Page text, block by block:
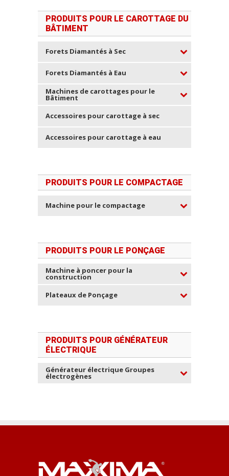
PRODUITS POUR LE CAROTTAGE DU
BÂTIMENT
Forets Diamantés à Sec
Forets Diamantés à Eau
Machines de carottages pour le
Bâtiment
Accessoires pour carottage à sec
Accessoires pour carottage à eau
PRODUITS POUR LE COMPACTAGE
Machine pour le compactage
PRODUITS POUR LE PONÇAGE
Machine à poncer pour la
construction
Plateaux de Ponçage
PRODUITS POUR GÉNÉRATEUR
ÉLECTRIQUE
Générateur électrique Groupes
électrogènes